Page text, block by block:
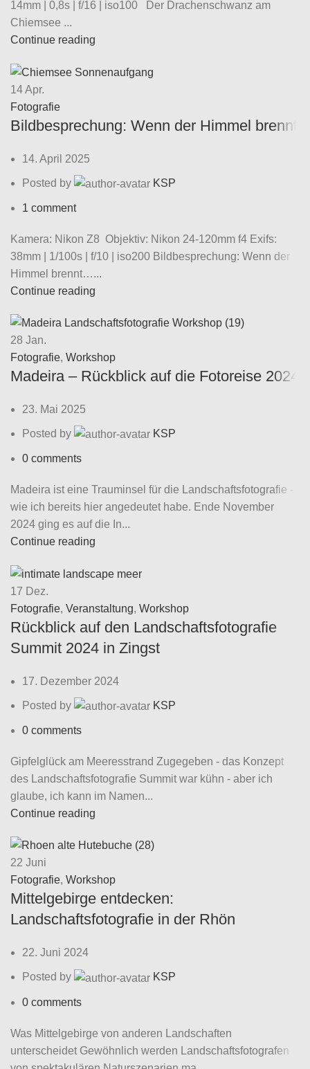
14mm | 0,8s | f/16 | iso100 Der Drachenschwanz am
Chiemsee ...
Continue reading
14Apr.
Fotografie
Bildbesprechung: Wenn der Himmel brennt
14. April 2025
Posted by KSP
1 comment
Kamera: Nikon Z8 Objektiv: Nikon 24-120mm f4 Exifs:
38mm | 1/100s | f/10 | iso200 Bildbesprechung: Wenn der
Himmel brennt…...
Continue reading
28 Jan.
Fotografie, Workshop
Madeira – Rückblick auf die Fotoreise 2024
23. Mai 2025
Posted by KSP
0 comments
Madeira ist eine Trauminsel für die Landschaftsfotografie -
wie ich bereits hier angedeutet habe. Ende November
2024 ging es auf die In...
Continue reading
17 Dez.
Fotografie, Veranstaltung, Workshop
Rückblick auf den Landschaftsfotografie
Summit 2024 in Zingst
17. Dezember 2024
Posted by KSP
0 comments
Gipfelglück am Meeresstrand Zugegeben - das Konzept
des Landschaftsfotografie Summit war kühn - aber ich
glaube, ich kann im Namen...
Continue reading
22 Juni
Fotografie, Workshop
Mittelgebirge entdecken:
Landschaftsfotografie in der Rhön
22. Juni 2024
Posted by KSP
0 comments
Was Mittelgebirge von anderen Landschaften
unterscheidet Gewöhnlich werden Landschaftsfotografen